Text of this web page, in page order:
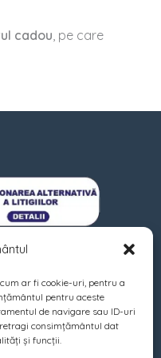
ar fi cookie-uri, pentru a
pentru aceste
de navigare sau ID-uri
consimțământul dat
și funcții.
cadou , pe care